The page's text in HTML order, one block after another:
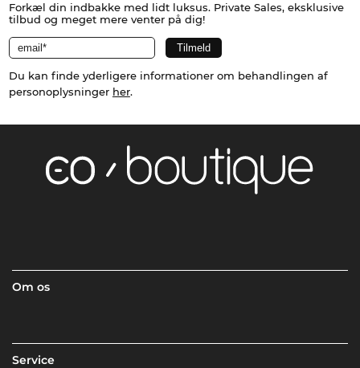
Forkæl din indbakke med lidt luksus. Private Sales, eksklusive
tilbud og meget mere venter på dig!
Du kan finde yderligere informationer om behandlingen af
personoplysninger her.
Om os
Service